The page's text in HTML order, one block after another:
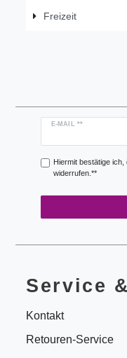
Freizeit
E-MAIL **
Newsletter
Hiermit bestätige ich,
widerrufen.**
Service
Kontakt
Retouren-Service